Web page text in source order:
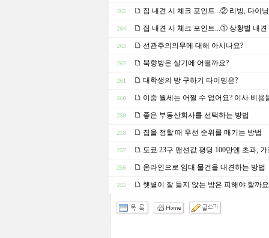
265 집 내견 시 체크 포인트...② 리빙, 다이닝
264 집 내견 시 체크 포인트...① 상황별 내견
263 선관주의의무에 대해 아시나요?
262 북향방은 살기에 어떨까요?
261 대학생의 방 구하기 타이밍은?
260 이중 월세는 어쩔 수 없어요? 이사 비용
259 좋은 부동산회사를 선택하는 방법
258 집을 정할 때 우선 순위를 매기는 방법
257 도쿄 23구 맨션값 평당 100만엔 초과,
256 온라인으로 임대 물건을 내견하는 방법
255 햇볕이 잘 들지 않는 방은 피해야 할까